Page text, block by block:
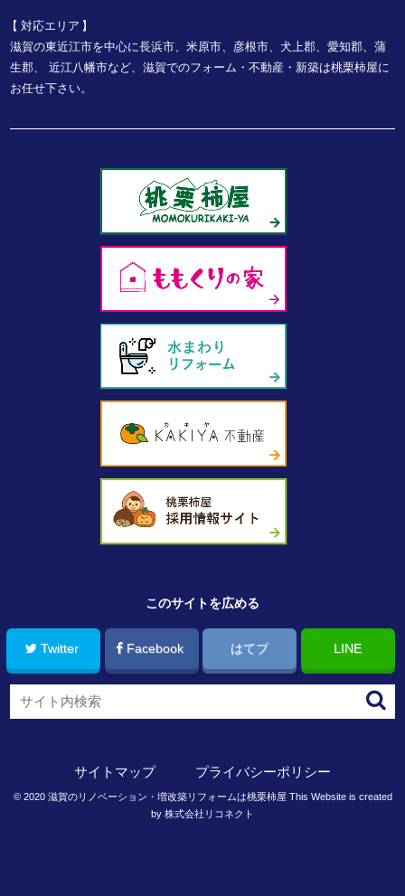
対応エリア
滋賀の東近江市を中心に長浜市、米原市、彦根市、犬上郡、愛知郡、蒲
生郡、
近江八幡市など、滋賀でのフォーム・不動産・新築は桃栗柿屋に
お任せ下さい。
このサイトを広める
Twitter Facebook はてブ LINE
サイトマップ プライバシーポリシー
© 2020 滋賀のリノベーション・増改築リフォームは桃栗柿屋 This Website is created
by 株式会社リコネクト